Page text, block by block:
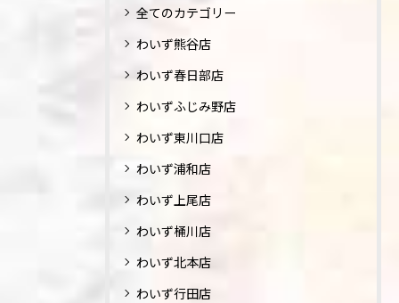
全てのカテゴリー
わいず熊谷店
わいず春日部店
わいずふじみ野店
わいず東川口店
わいず浦和店
わいず上尾店
わいず桶川店
わいず北本店
わいず行田店